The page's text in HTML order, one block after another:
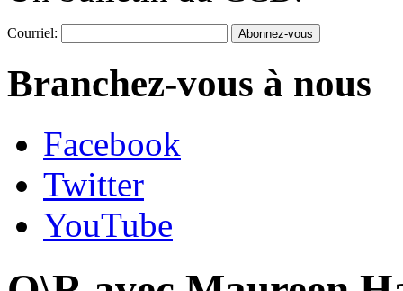
Courriel:
Branchez-vous à nous
Facebook
Twitter
YouTube